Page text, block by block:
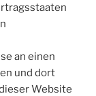
an einen
und dort
Website